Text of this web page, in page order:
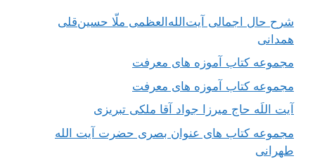
شرح حال اجمالی آیت‌الله‌العظمی ملّا حسین‌قلی
همدانی
مجموعه کتاب آموزه های معرفت
مجموعه کتاب آموزه های معرفت
آیت اللَه حاج میرزا جواد آقا ملکی تبریزی
مجموعه کتاب های عنوان بصری حضرت آیت الله
طهرانی